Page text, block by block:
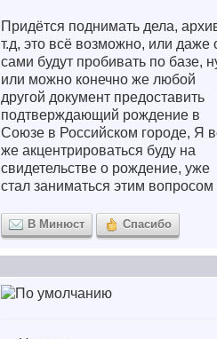
Придётся поднимать дела,
т.д, это всё возможно, или даже
сами будут пробивать по базе,
или можно конечно же любой
другой документ предоставить
подтверждающий рождение в
Союзе в Российском городе, Я
же акцентрироваться буду на
свидетельстве о рождение, уже
стал заниматься этим вопросом
В Минюст Спасибо